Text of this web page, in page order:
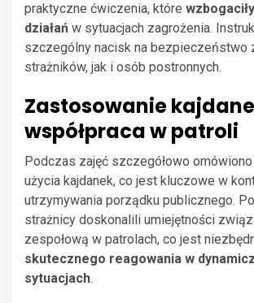
praktyczne ćwiczenia, które
działań w sytuacjach zagrożenia.
szczególny nacisk na bezpieczeństwo
strażników, jak i osób postronnych.
Zastosowanie
współpraca w patroli
Podczas zajęć szczegółowo
użycia kajdanek, co jest kluczowe w
utrzymywania porządku publicznego.
strażnicy doskonalili umiejętności
zespołową w patrolach, co jest
skutecznego reagowania w
sytuacjach.